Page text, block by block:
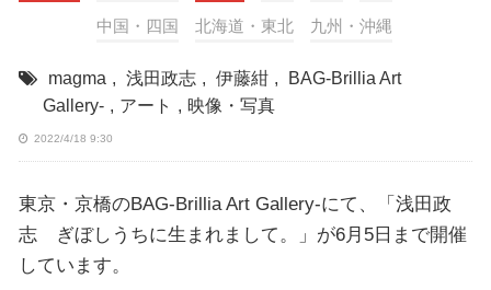
中国・四国 北海道・東北 九州・沖縄
magma , 浅田政志 , 伊藤紺 ,
BAG-Brillia Art
Gallery- , アート , 映像・写真
2022/4/18 9:30
東京・京橋のBAG-Brillia Art Gallery-にて、「浅田政
志 ぎぼしうちに生まれまして。」が6月5日まで開催
しています。